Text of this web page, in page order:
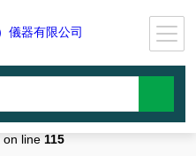
in
cache/8d/2ef46/
directory in
on line 115